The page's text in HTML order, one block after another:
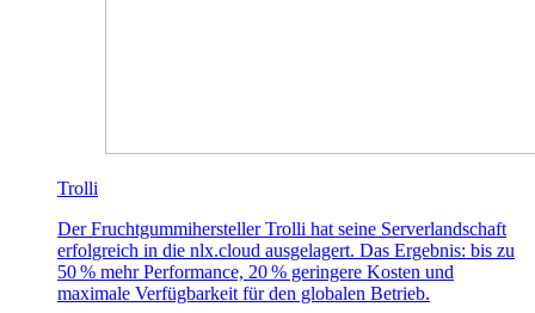
Trolli
Der Fruchtgummihersteller Trolli hat seine Serverlandschaft
erfolgreich in die nlx.cloud ausgelagert. Das Ergebnis: bis zu
50 % mehr Performance, 20 % geringere Kosten und
maximale Verfügbarkeit für den globalen Betrieb.